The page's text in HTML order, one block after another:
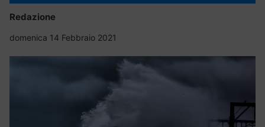
Redazione
domenica 14 Febbraio 2021